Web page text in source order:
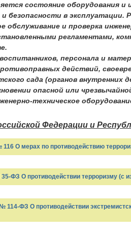
состояние оборудования и
безопасности в
обслуживание и проверка
регламентами,
персонала и
действий,
сада (органов внутренних
опасной или
техническое
Федерации и
О мерах по противодействию
ФЗ О противодействии терроризму (с
114-ФЗ О противодействии